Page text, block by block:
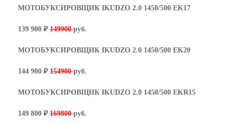
МОТОБУКСИРОВЩИК IKUDZO 2.0 1450/500 EK17
139 900 ₽ 149900руб.
МОТОБУКСИРОВЩИК IKUDZO 2.0 1450/500 EK20
144 900 ₽ 154900руб.
МОТОБУКСИРОВЩИК IKUDZO 2.0 1450/500 EKR15
149 800 ₽ 169800руб.